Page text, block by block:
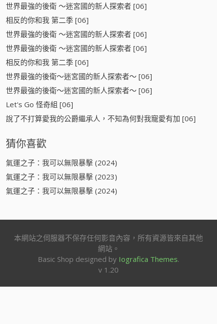
世界最強的後衛 ～迷宮國的新人探索者 [06]
相反的你和我 第二季 [06]
世界最強的後衛 ～迷宮國的新人探索者 [06]
世界最強的後衛 ～迷宮國的新人探索者 [06]
相反的你和我 第二季 [06]
世界最強的後衛～迷宮國的新人探索者～ [06]
世界最強的後衛～迷宮國的新人探索者～ [06]
Let's Go 怪奇組 [06]
說了不打算愛我的公爵繼承人，不知為何對我寵愛有加 [06]
猜你喜歡
氣運之子：我可以無限暴擊 (2024)
氣運之子：我可以無限暴擊 (2023)
氣運之子：我可以無限暴擊 (2024)
本網站之伺服器不保存任何影音內容，所有資源皆來自其他
網站。
Basic Shop designed by Iografica Themes.
v 1.20